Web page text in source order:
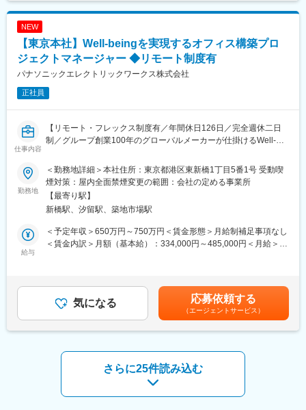
&#8226; ５年ごとのリフレッシュ休暇あり
変更の範囲：会社の定める業務
WELL要件に基づいた設計条件の提示、図面レビュー、竣工後の
パフォーマンス評価などを行います。
近年は，WELL認証 X LEED認証を同時取得する大型プロジェクト
も増えており、体制強化のため新たなメンバーを募集していま
■職場の雰囲気：
・2020年に立ち上がった新しい組織であり，新しい挑戦に対して
活発に意見交換できる職場
言い合えるフラットな組織
・フラットでオープンな組織。意見交換が活発で、キャリア入社
まずは，WELL認証コンサルティングを通じて建築・ワークプレ
イス・Well-being分野の専門性を高めていただきます。その後
は，ワークプレイス・コンサルティング・空間サービス・商品ソ
変更の範囲：会社の定める業務
NEW
【東京本社】Well-beingを実現するオフィス構築プロ
ジェクトマネージャー ◆リモート制度有
パナソニックエレクトリックワークス株式会社
正社員
仕事内容
【リモート・フレックス制度有／年間休日126日／完全週休二日
制／グループ創業100年のグローバルメーカーが仕掛けるWell-
■職務内容：
Well-Beingや働き方改革を背景に、クライアントからは空間デザ
インだけでなく、働き方・組織文化・運用を含めた包括的な提案
が求められています。当社では、コンサルティングを起点とした
空間価値の提供を強化し、設計・施工・ソリューション導入まで
を一体で推進する事業モデルを拡大しています。本ポジションで
待しています。
・クライアント、設計会社、施工会社、社内関係部門との調整・
・プロジェクト進行中に発生する課題の整理および解決策の立
・標準プロセスの活用・改善を通じたプロジェクト推進力および
勤務地
＜勤務地詳細＞本社住所：東京都港区東新橋1丁目5番1号 受動喫
煙対策：屋内全面禁煙変更の範囲：会社の定める事業所
【最寄り駅】
新橋駅、汐留駅、築地市場駅
給与
＜予定年収＞650万円～750万円＜賃金形態＞月給制補足事項なし
＜賃金内訳＞月額（基本給）：334,000円～485,000円＜月給＞
までも目安の金額であり、選考を通じて上下する可能性がありま
す。月給(月額)は固定手当を含めた表記です。
気になる 応募依頼する
（エージェントサービス）
さらに25件読み込む